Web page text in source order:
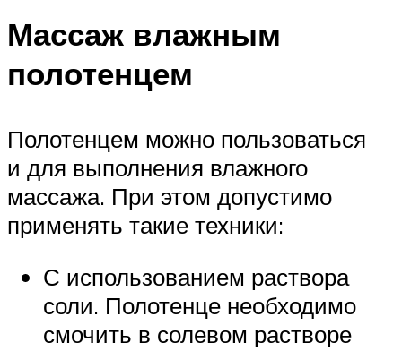
Массаж влажным
полотенцем
Полотенцем можно пользоваться
и для выполнения влажного
массажа. При этом допустимо
применять такие техники:
С использованием раствора
соли. Полотенце необходимо
смочить в солевом растворе